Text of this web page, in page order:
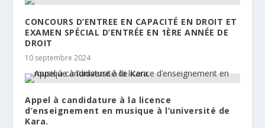
CONCOURS D’ENTREE EN CAPACITÉ EN DROIT ET
EXAMEN SPÉCIAL D’ENTRÉE EN 1ÈRE ANNÉE DE
DROIT
10 septembre 2024
Appel à candidature à la licence
d’enseignement en musique à l’université de
Kara.